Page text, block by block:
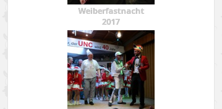
Weiberfastnacht
2017